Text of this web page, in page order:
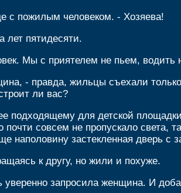
с пожилым человеком. - Хозяева!
лет пятидесяти.
Мы с приятелем не пьем,
- правда, жильцы съехали
ли вас?
подходящему для детской
совсем не пропускало света,
застекленная дверь с
к другу, но жили и похуже.
уверенно запросила женщина. И